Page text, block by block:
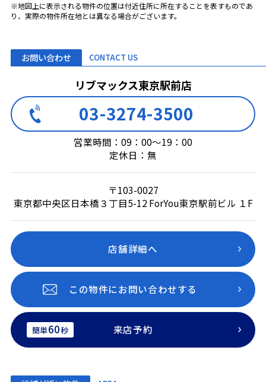
※地図上に表示される物件の位置は付近住所に所在することを表すものであ
り、実際の物件所在地とは異なる場合がございます。
お問い合わせ CONTACT US
リブマックス東京駅前店
03-3274-3500
営業時間：09：00～19：00
定休日：無
〒103-0027
東京都中央区日本橋３丁目5-12 ForYou東京駅前ビル １F
店舗詳細へ
この物件にお問い合わせする
簡単60秒 来店予約